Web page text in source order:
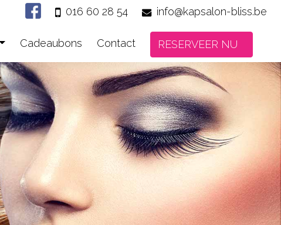
info@kapsalon-bliss.be
016 60 28 54
Cadeaubons Contact RESERVEER NU